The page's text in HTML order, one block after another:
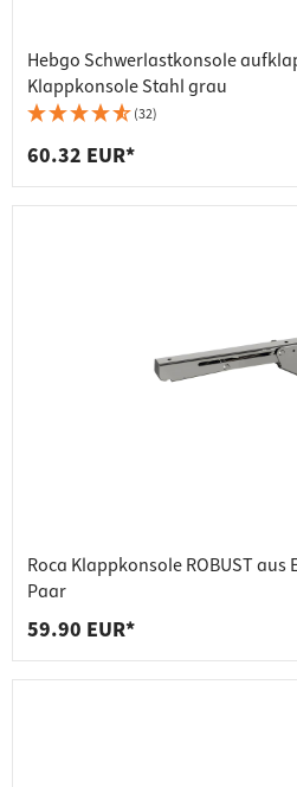
Hebgo Schwerlastkonsole
Klappkonsole Stahl grau
(32)
60.32 EUR*
Roca Klappkonsole ROBUST aus
Paar
59.90 EUR*